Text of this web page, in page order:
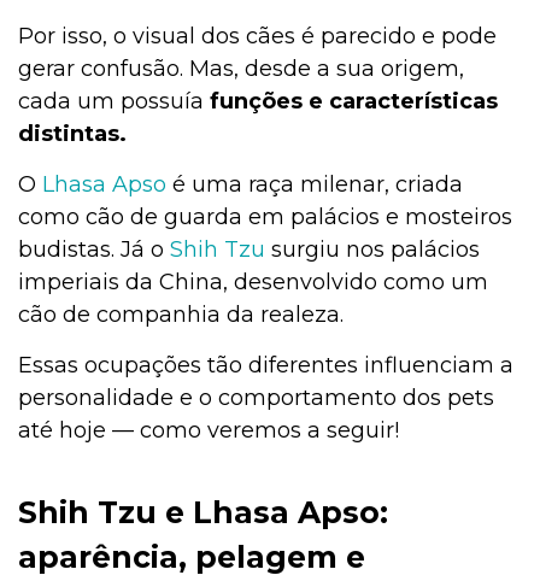
Por isso, o visual dos cães é parecido e pode
gerar confusão. Mas, desde a sua origem,
cada um possuía funções e características
distintas.
O Lhasa Apso é uma raça milenar, criada
como cão de guarda em palácios e mosteiros
budistas. Já o Shih Tzu surgiu nos palácios
imperiais da China, desenvolvido como um
cão de companhia da realeza.
Essas ocupações tão diferentes influenciam a
personalidade e o comportamento dos pets
até hoje — como veremos a seguir!
Shih Tzu e Lhasa Apso:
aparência, pelagem e